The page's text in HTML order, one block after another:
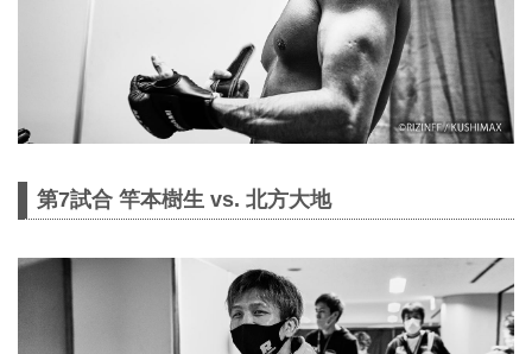
第7試合 竿本樹生 vs. 北方大地